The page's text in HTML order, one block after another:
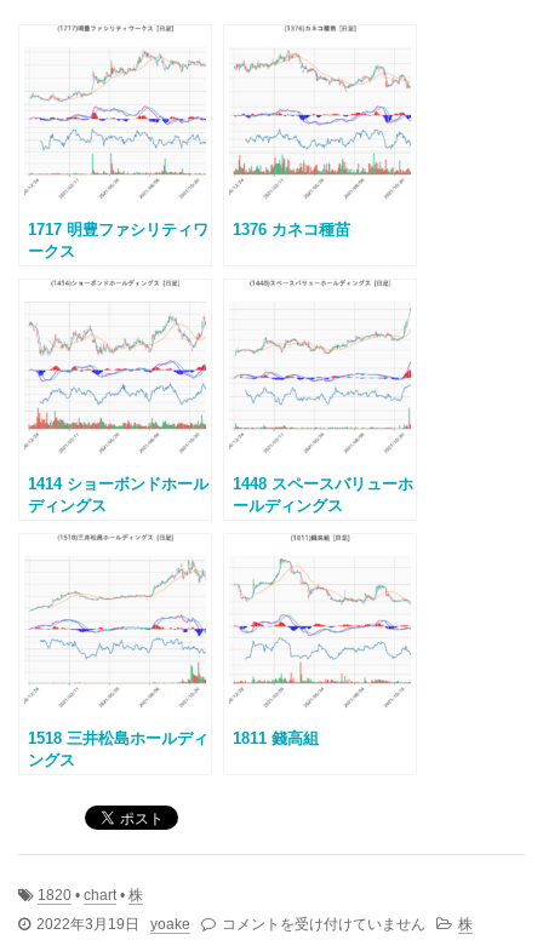
1717 明豊ファシリティワ
ークス
1376 カネコ種苗
1414 ショーボンドホール
ディングス
1448 スペースバリューホ
ールディングス
1518 三井松島ホールディ
ングス
1811 錢高組
1820 • chart • 株
2022年3月19日
yoake
1820
コメントを受け付けていません 株